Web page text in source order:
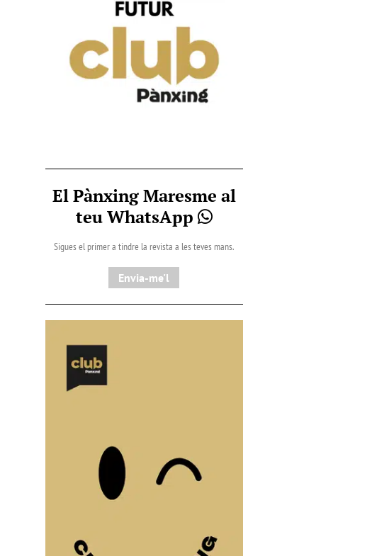
El Pànxing Maresme al
teu WhatsApp
Sigues el primer a tindre la revista a les teves mans.
Envia-me'l